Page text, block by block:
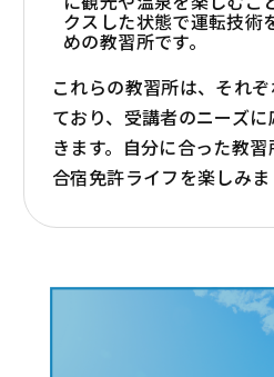
クスした状態で運転技術
めの教習所です。
これらの教習所は、それ
ており、受講者のニーズ
きます。自分に合った教
合宿免許ライフを楽しみま